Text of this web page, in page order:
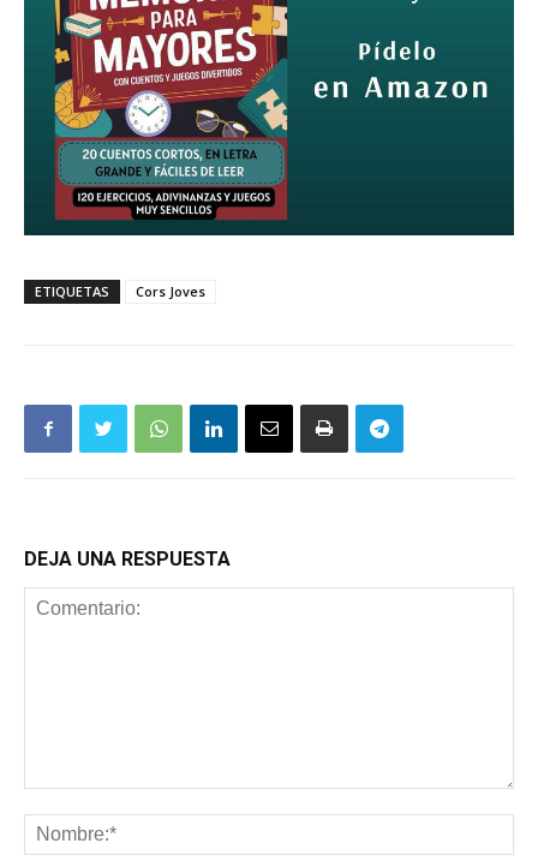
ETIQUETAS Cors Joves
DEJA UNA RESPUESTA